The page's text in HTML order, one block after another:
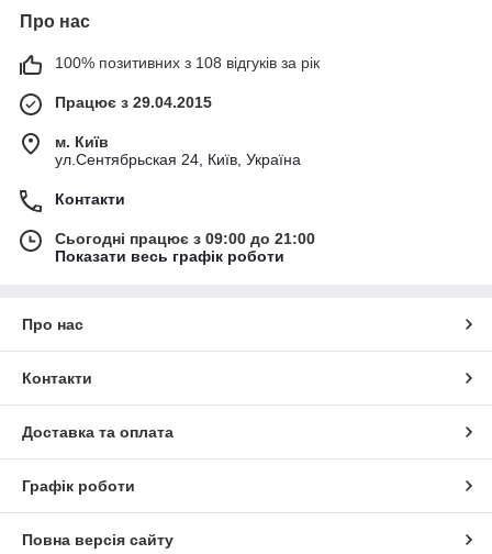
Про нас
100% позитивних з 108 відгуків за рік
Працює з 29.04.2015
м. Київ
ул.Сентябрьская 24, Київ, Україна
Контакти
Сьогодні працює з 09:00 до 21:00
Показати весь графік роботи
Про нас
Контакти
Доставка та оплата
Графік роботи
Повна версія сайту